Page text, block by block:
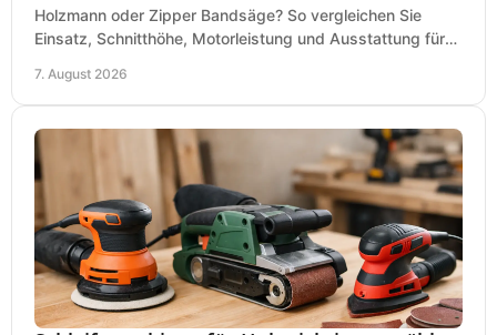
Holzmann oder Zipper Bandsäge? So vergleichen Sie
Einsatz, Schnitthöhe, Motorleistung und Ausstattung für
7. August 2026